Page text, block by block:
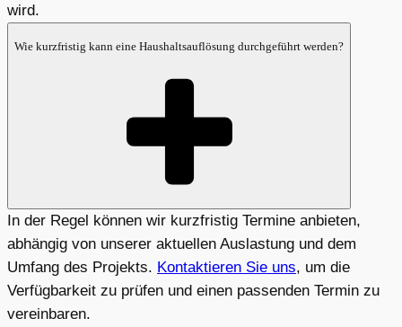
wird.
Wie kurzfristig kann eine Haushaltsauflösung durchgeführt werden?
In der Regel können wir kurzfristig Termine anbieten,
abhängig von unserer aktuellen Auslastung und dem
Umfang des Projekts. Kontaktieren Sie uns, um die
Verfügbarkeit zu prüfen und einen passenden Termin zu
vereinbaren.